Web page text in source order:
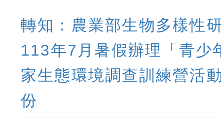
轉知：農業部生物多樣性
113年7月暑假辦理「青少
家生態環境調查訓練營活
份